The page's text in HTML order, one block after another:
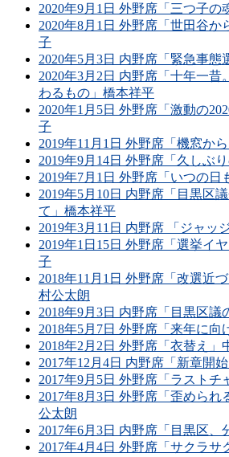
2020年9月1日 外野席「三つ子の
2020年8月1日 外野席「世田谷か
子
2020年5月3日 内野席「緊急事態
2020年3月2日 内野席「十年一
わるもの」橋本祥平
2020年1月5日 外野席「激動の
子
2019年11月1日 外野席「機窓か
2019年9月14日 外野席「久しぶ
2019年7月1日 外野席「いつの日
2019年5月10日 内野席「目黒区
て」橋本祥平
2019年3月11日 内野席 「ジャッ
2019年1日15日 外野席「選挙イ
子
2018年11月1日 外野席「改選近
村公太朗
2018年9月3日 内野席「目黒区議
2018年5月7日 外野席「来年に向
2018年2月2日 外野席「衣替え」
2017年12月4日 内野席「新章開
2017年9月5日 外野席「ラストチ
2017年8月3日 外野席「歪めら
公太朗
2017年6月3日 内野席「目黒区、
2017年4月4日 外野席「サクラサ